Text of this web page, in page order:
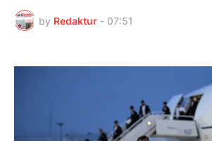
by Redaktur - 07:51